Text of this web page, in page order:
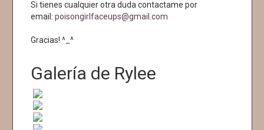
Si tienes cualquier otra duda contactame por
email: poisongirlfaceups@gmail.com
Gracias! ^_^
Galería de Rylee